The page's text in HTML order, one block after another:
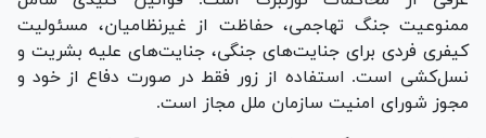
ممنوعیت جنگ تهاجمی، حفاظت از غیرنظامیان، مسئولیت
کیفری فردی برای جنایت‌های جنگی، جنایت‌های علیه بشریت و
نسل‌کشی است. استفاده از زور فقط در صورت دفاع از خود و
مجوز شورای امنیت سازمان ملل مجاز است.